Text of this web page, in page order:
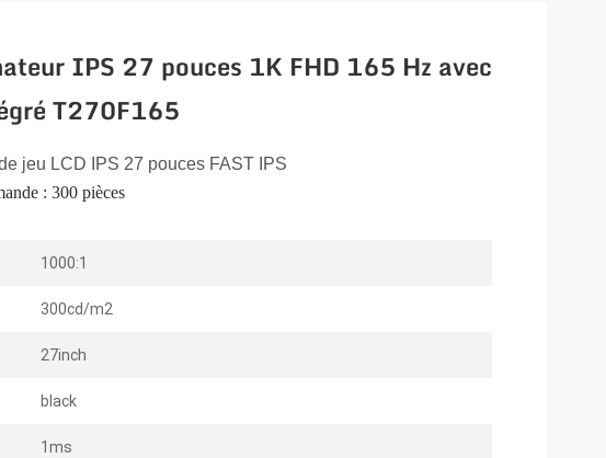
IPS 27 pouces 1K FHD 165 Hz avec
T270F165
jeu LCD IPS 27 pouces FAST IPS
: 300 pièces
1000:1
300cd/m2
27inch
black
1ms